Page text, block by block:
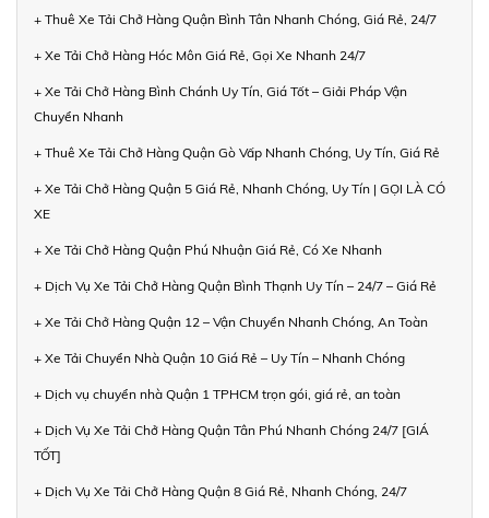
+ Thuê Xe Tải Chở Hàng Quận Bình Tân Nhanh Chóng, Giá Rẻ, 24/7
+ Xe Tải Chở Hàng Hóc Môn Giá Rẻ, Gọi Xe Nhanh 24/7
+ Xe Tải Chở Hàng Bình Chánh Uy Tín, Giá Tốt – Giải Pháp Vận
Chuyển Nhanh
+ Thuê Xe Tải Chở Hàng Quận Gò Vấp Nhanh Chóng, Uy Tín, Giá Rẻ
+ Xe Tải Chở Hàng Quận 5 Giá Rẻ, Nhanh Chóng, Uy Tín | GỌI LÀ CÓ
XE
+ Xe Tải Chở Hàng Quận Phú Nhuận Giá Rẻ, Có Xe Nhanh
+ Dịch Vụ Xe Tải Chở Hàng Quận Bình Thạnh Uy Tín – 24/7 – Giá Rẻ
+ Xe Tải Chở Hàng Quận 12 – Vận Chuyển Nhanh Chóng, An Toàn
+ Xe Tải Chuyển Nhà Quận 10 Giá Rẻ – Uy Tín – Nhanh Chóng
+ Dịch vụ chuyển nhà Quận 1 TPHCM trọn gói, giá rẻ, an toàn
+ Dịch Vụ Xe Tải Chở Hàng Quận Tân Phú Nhanh Chóng 24/7 [GIÁ
TỐT]
+ Dịch Vụ Xe Tải Chở Hàng Quận 8 Giá Rẻ, Nhanh Chóng, 24/7